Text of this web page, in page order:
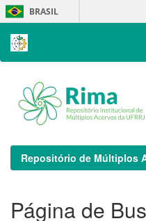
Skip
navigation
BRASIL
Repositório de Múltiplos
Página de